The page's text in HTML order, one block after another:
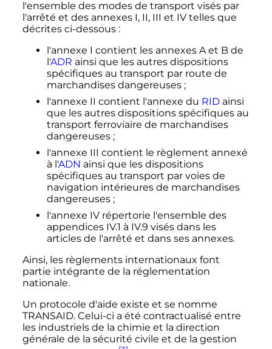
l'ensemble des modes de transport visés par
l'arrêté et des annexes I, II, III et IV telles que
décrites ci-dessous :
l'annexe I contient les annexes A et B de
l'ADR ainsi que les autres dispositions
spécifiques au transport par route de
marchandises dangereuses ;
l'annexe II contient l'annexe du RIDainsi
que les autres dispositions spécifiques au
transport ferroviaire de marchandises
dangereuses ;
l'annexe III contient le règlement annexé
à l'ADN ainsi que les dispositions
spécifiques au transport par voies de
navigation intérieures de marchandises
dangereuses ;
l'annexe IV répertorie l'ensemble des
appendices IV.1 à IV.9 visés dans les
articles de l'arrêté et dans ses annexes.
Ainsi, les règlements internationaux font
partie intégrante de la réglementation
nationale.
Un protocole d'aide existe et se nomme
TRANSAID. Celui-ci a été contractualisé entre
les industriels de la chimie et la direction
générale de la sécurité civile et de la gestion